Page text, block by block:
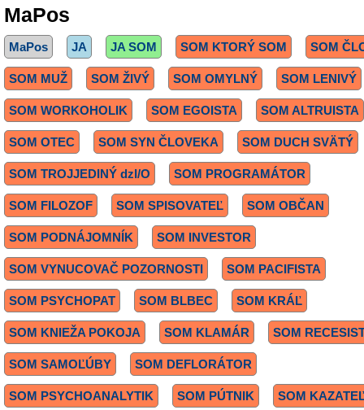
MaPos
MaPos JA JA SOM SOM KTORÝ SOM SOM
SOM MUŽ SOM ŽIVÝ SOM OMYLNÝ SOM LENIVÝ
SOM WORKOHOLIK SOM EGOISTA SOM ALTRUISTA
SOM OTEC SOM SYN ČLOVEKA SOM DUCH SVÄTÝ
SOM TROJJEDINÝ dzI/O SOM PROGRAMÁTOR
SOM FILOZOF SOM SPISOVATEĽ SOM OBČAN
SOM PODNÁJOMNÍK SOM INVESTOR
SOM VYNUCOVAČ POZORNOSTI SOM PACIFISTA
SOM PSYCHOPAT SOM BLBEC SOM KRÁĽ
SOM KNIEŽA POKOJA SOM KLAMÁR SOM
SOM SAMOĽÚBY SOM DEFLORÁTOR
SOM PSYCHOANALYTIK SOM PÚTNIK SOM